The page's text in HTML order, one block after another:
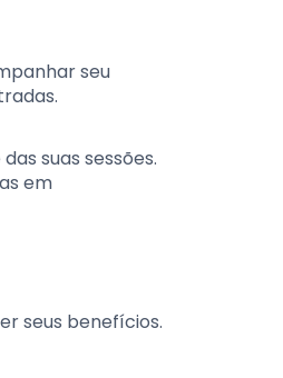
seu
suas sessões.
em
seus benefícios.